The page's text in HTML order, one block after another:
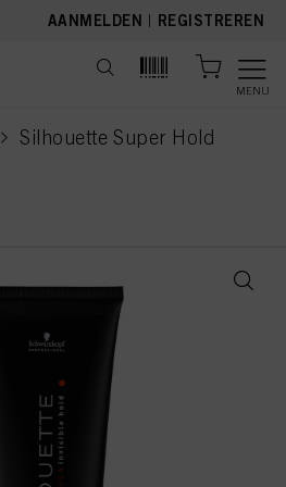
AANMELDEN | REGISTREREN
MENU
Silhouette Super Hold
current page